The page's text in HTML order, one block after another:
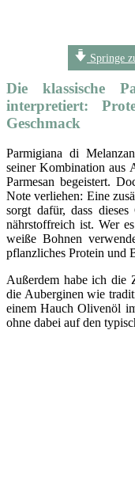
Springe
Die klassische
interpretiert:
Geschmack
Parmigiana di
seiner Kombination aus
Parmesan begeistert.
Note verliehen: Eine
sorgt dafür, dass
nährstoffreich ist. Wer
weiße Bohnen
pflanzliches Protein und
Außerdem habe ich die
die Auberginen wie
einem Hauch Olivenöl
ohne dabei auf den